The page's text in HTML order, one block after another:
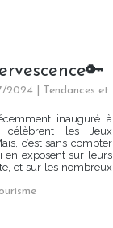
2024
Tendances et
inauguré à
les Jeux
c’est sans compter
exposent sur leurs
et sur les nombreux